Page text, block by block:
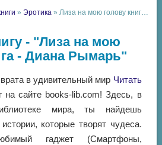
»Эротика » Лиза на мою голову книга - Диана Рымарь
- "Лиза на мою
- Диана Рымарь"
в удивительный мир Читать
на сайте books-lib.com! Здесь, в
мира, ты найдешь
которые творят чудеса.
гаджет (Смартфоны,